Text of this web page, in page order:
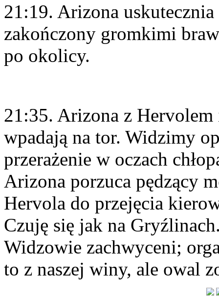
21:19. Arizona
zakończony gromkimi
po okolicy.
21:35. Arizona z Hervolem
wpadają na tor. Widzimy
przerażenie w oczach
Arizona porzuca pędzący
Hervola do przejęcia
Czuję się jak na
Widzowie zachwyceni;
to z naszej winy, ale owal